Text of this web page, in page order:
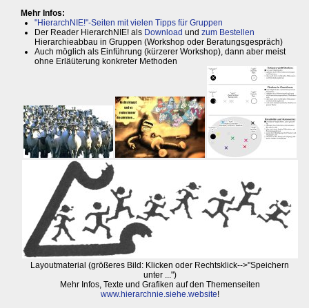
Mehr Infos:
"HierarchNIE!"-Seiten mit vielen Tipps für Gruppen
Der Reader HierarchNIE! als Download und zum Bestellen
Hierarchieabbau in Gruppen (Workshop oder Beratungsgespräch)
Auch möglich als Einführung (kürzerer Workshop), dann aber meist
ohne Erläüterung konkreter Methoden
Layoutmaterial (größeres Bild: Klicken oder Rechtsklick-->"Speichern
unter ...")
Mehr Infos, Texte und Grafiken auf den Themenseiten
www.hierarchnie.siehe.website!